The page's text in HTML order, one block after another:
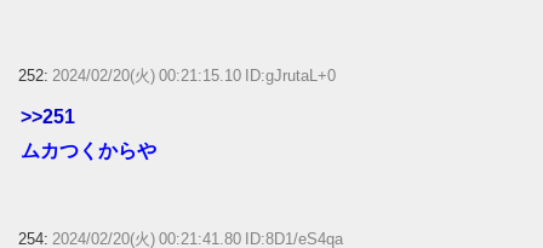
252: 2024/02/20(火) 00:21:15.10 ID:gJrutaL+0
>>251
ムカつくからや
254: 2024/02/20(火) 00:21:41.80 ID:8D1/eS4qa